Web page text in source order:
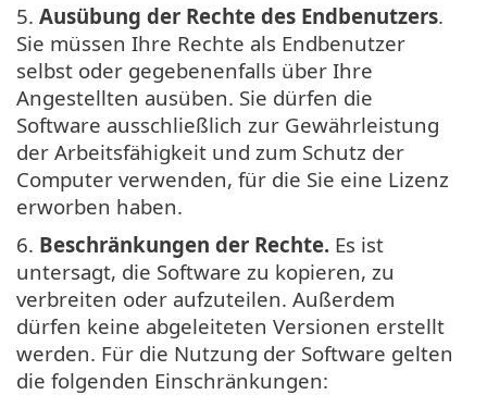
5. Ausübung der Rechte des Endbenutzers.
Sie müssen Ihre Rechte als Endbenutzer
selbst oder gegebenenfalls über Ihre
Angestellten ausüben. Sie dürfen die
Software ausschließlich zur Gewährleistung
der Arbeitsfähigkeit und zum Schutz der
Computer verwenden, für die Sie eine Lizenz
erworben haben.
6. Beschränkungen der Rechte. Es ist
untersagt, die Software zu kopieren, zu
verbreiten oder aufzuteilen. Außerdem
dürfen keine abgeleiteten Versionen erstellt
werden. Für die Nutzung der Software gelten
die folgenden Einschränkungen: